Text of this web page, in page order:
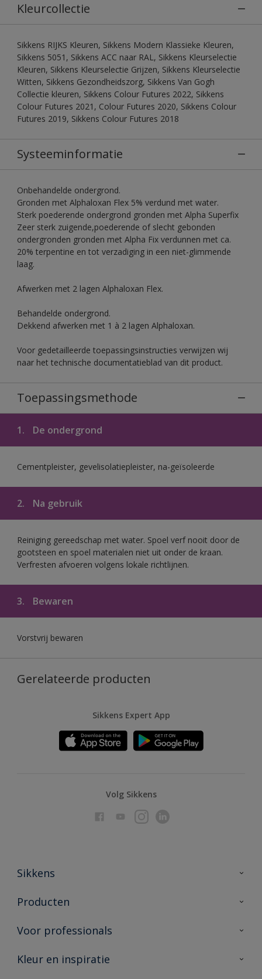
Kleurcollectie
Sikkens RIJKS Kleuren, Sikkens Modern Klassieke Kleuren,
Sikkens 5051, Sikkens ACC naar RAL, Sikkens Kleurselectie
Kleuren, Sikkens Kleurselectie Grijzen, Sikkens Kleurselectie
Witten, Sikkens Gezondheidszorg, Sikkens Van Gogh
Collectie kleuren, Sikkens Colour Futures 2022, Sikkens
Colour Futures 2021, Colour Futures 2020, Sikkens Colour
Futures 2019, Sikkens Colour Futures 2018
Systeeminformatie
Onbehandelde ondergrond.
Gronden met Alphaloxan Flex 5% verdund met water.
Sterk poederende ondergrond gronden met Alpha Superfix
Zeer sterk zuigende,poederende of slecht gebonden
ondergronden gronden met Alpha Fix verdunnen met ca.
20% terpentine en tot verzadiging in een niet-glimmende
laag.
Afwerken met 2 lagen Alphaloxan Flex.
Behandelde ondergrond.
Dekkend afwerken met 1 à 2 lagen Alphaloxan.
Voor gedetailleerde toepassingsinstructies verwijzen wij
naar het technische documentatieblad van dit product.
Toepassingsmethode
1. De ondergrond
Cementpleister, gevelisolatiepleister, na-geïsoleerde
2. Na gebruik
Reiniging gereedschap met water. Spoel verf nooit door de
gootsteen en spoel materialen niet uit onder de kraan.
Verfresten afvoeren volgens lokale richtlijnen.
3. Bewaren
Vorstvrij bewaren
Gerelateerde producten
Sikkens Expert App
Volg Sikkens
Sikkens
Over Sikkens
Duurzaamheid
Producten
Producten voor binnen
Vind je verkooppunt
Voor professionals
Advies & service
Kleur en inspiratie